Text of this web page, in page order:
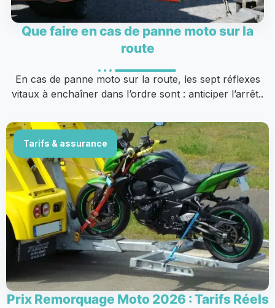
Que faire en cas de panne moto sur la
route
En cas de panne moto sur la route, les sept réflexes
vitaux à enchaîner dans l’ordre sont : anticiper l’arrêt..
Tarifs & assurance
Prix Remorquage Moto 2026 : Tarifs Réels